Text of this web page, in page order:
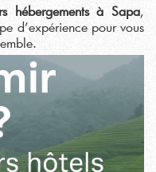
hébergements à Sapa,
d’expérience pour vous